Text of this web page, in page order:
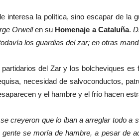
interesa la política, sino escapar de la
Orwellen su Homenaje a Cataluña.
los guardias del zar; en otras
del Zar y los bolcheviques
necesidad de salvoconductos,
y el hambre y el frío hacen
creyeron que lo iban a arreglar todo
se moría de hambre, a pesar de